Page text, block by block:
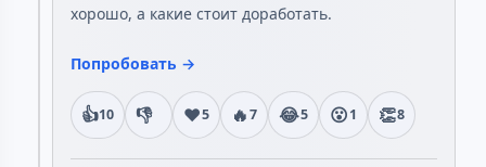
хорошо, а какие стоит доработать.
Попробовать →
👍10 👎 ❤️5 🔥7 😂5 😮1 👏8